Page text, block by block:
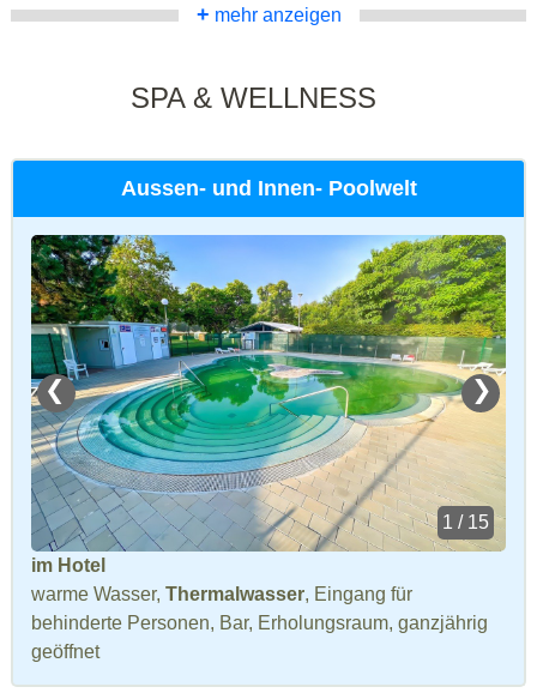
+ mehr anzeigen
SPA & WELLNESS
Aussen- und Innen- Poolwelt
❮ ❯
1 / 15
im Hotel
warme Wasser, Thermalwasser, Eingang für
behinderte Personen, Bar, Erholungsraum, ganzjährig
geöffnet